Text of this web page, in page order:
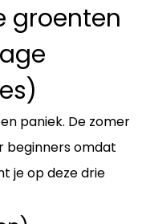
groenten
paniek. De zomer
beginners omdat
je op deze drie